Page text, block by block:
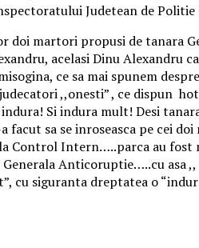
Judetean de Politie
doi martori propusi de tanara
acelasi Dinu
ce sa mai spunem
,,onesti” , ce dispun
Si indura mult! Desi
facut sa se inroseasca pe cei
Control Intern…..parca au
Anticoruptie…..cu asa
cu siguranta dreptatea o